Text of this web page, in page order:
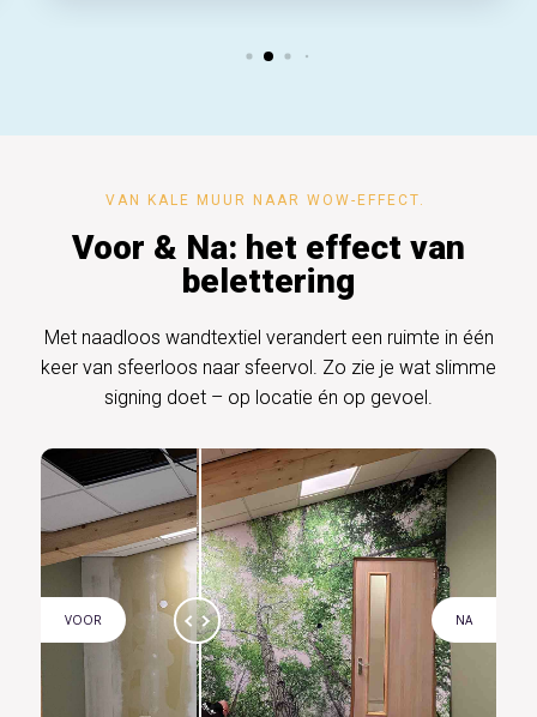
VAN KALE MUUR NAAR WOW-EFFECT.
Voor & Na: het effect van
belettering
Met naadloos wandtextiel verandert een ruimte in één
keer van sfeerloos naar sfeervol. Zo zie je wat slimme
signing doet – op locatie én op gevoel.
VOOR NA